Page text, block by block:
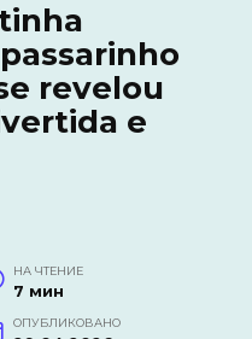
revelou
e
НА ЧТЕНИЕ
7 мин
ОПУБЛИКОВАНО